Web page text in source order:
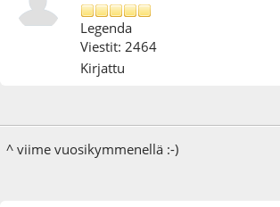
Legenda
Viestit: 2464
Kirjattu
^ viime vuosikymmenellä :-)